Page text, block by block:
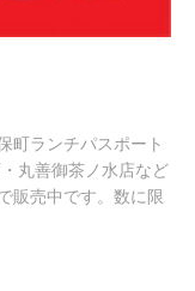
町ランチパスポート
丸善御茶ノ水店など
販売中です。数に限